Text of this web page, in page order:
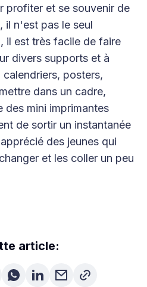
profiter et se souvenir de
il n'est pas le seul
il est très facile de faire
divers supports et à
posters,
dans un cadre,
des mini imprimantes
de sortir un instantanée
des jeunes qui
et les coller un peu
article: